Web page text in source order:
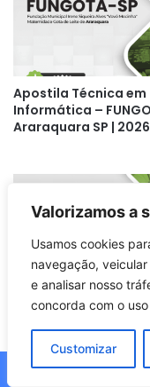
Valorizamos a
Usamos cookies
navegação,
e analisar nosso
concorda com o
Customizar
Apostila Técnica em
Informática –
Araraquara SP | 2026
Apostila Técnico em
Farmácia FUNGOTA
Araraquara SP |
Conteúdo Completo